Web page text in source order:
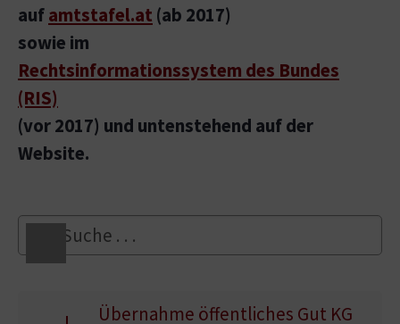
aufamtstafel.at (ab 2017)
sowie im
Rechtsinformationssystem des Bundes
(RIS)
(vor 2017) und untenstehend auf der
Website.
Übernahme öffentliches Gut KG